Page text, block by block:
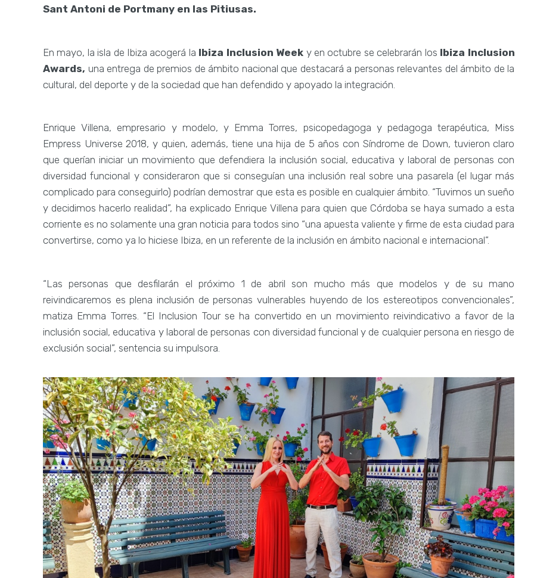
Sant Antoni de Portmany en las Pitiusas.
En mayo, la isla de Ibiza acogerá la Ibiza Inclusion Week y en octubre se celebrarán los Ibiza Inclusion
Awards, una entrega de premios de ámbito nacional que destacará a personas relevantes del ámbito de la
cultural, del deporte y de la sociedad que han defendido y apoyado la integración.
Enrique Villena, empresario y modelo, y Emma Torres, psicopedagoga y pedagoga terapéutica, Miss
Empress Universe 2018, y quien, además, tiene una hija de 5 años con Síndrome de Down, tuvieron claro
que querían iniciar un movimiento que defendiera la inclusión social, educativa y laboral de personas con
diversidad funcional y consideraron que si conseguían una inclusión real sobre una pasarela (el lugar más
complicado para conseguirlo) podrían demostrar que esta es posible en cualquier ámbito. “Tuvimos un sueño
y decidimos hacerlo realidad”, ha explicado Enrique Villena para quien que Córdoba se haya sumado a esta
corriente es no solamente una gran noticia para todos sino “una apuesta valiente y firme de esta ciudad para
convertirse, como ya lo hiciese Ibiza, en un referente de la inclusión en ámbito nacional e internacional”.
“Las personas que desfilarán el próximo 1 de abril son mucho más que modelos y de su mano
reivindicaremos es plena inclusión de personas vulnerables huyendo de los estereotipos convencionales”,
matiza Emma Torres. “El Inclusion Tour se ha convertido en un movimiento reivindicativo a favor de la
inclusión social, educativa y laboral de personas con diversidad funcional y de cualquier persona en riesgo de
exclusión social”, sentencia su impulsora.